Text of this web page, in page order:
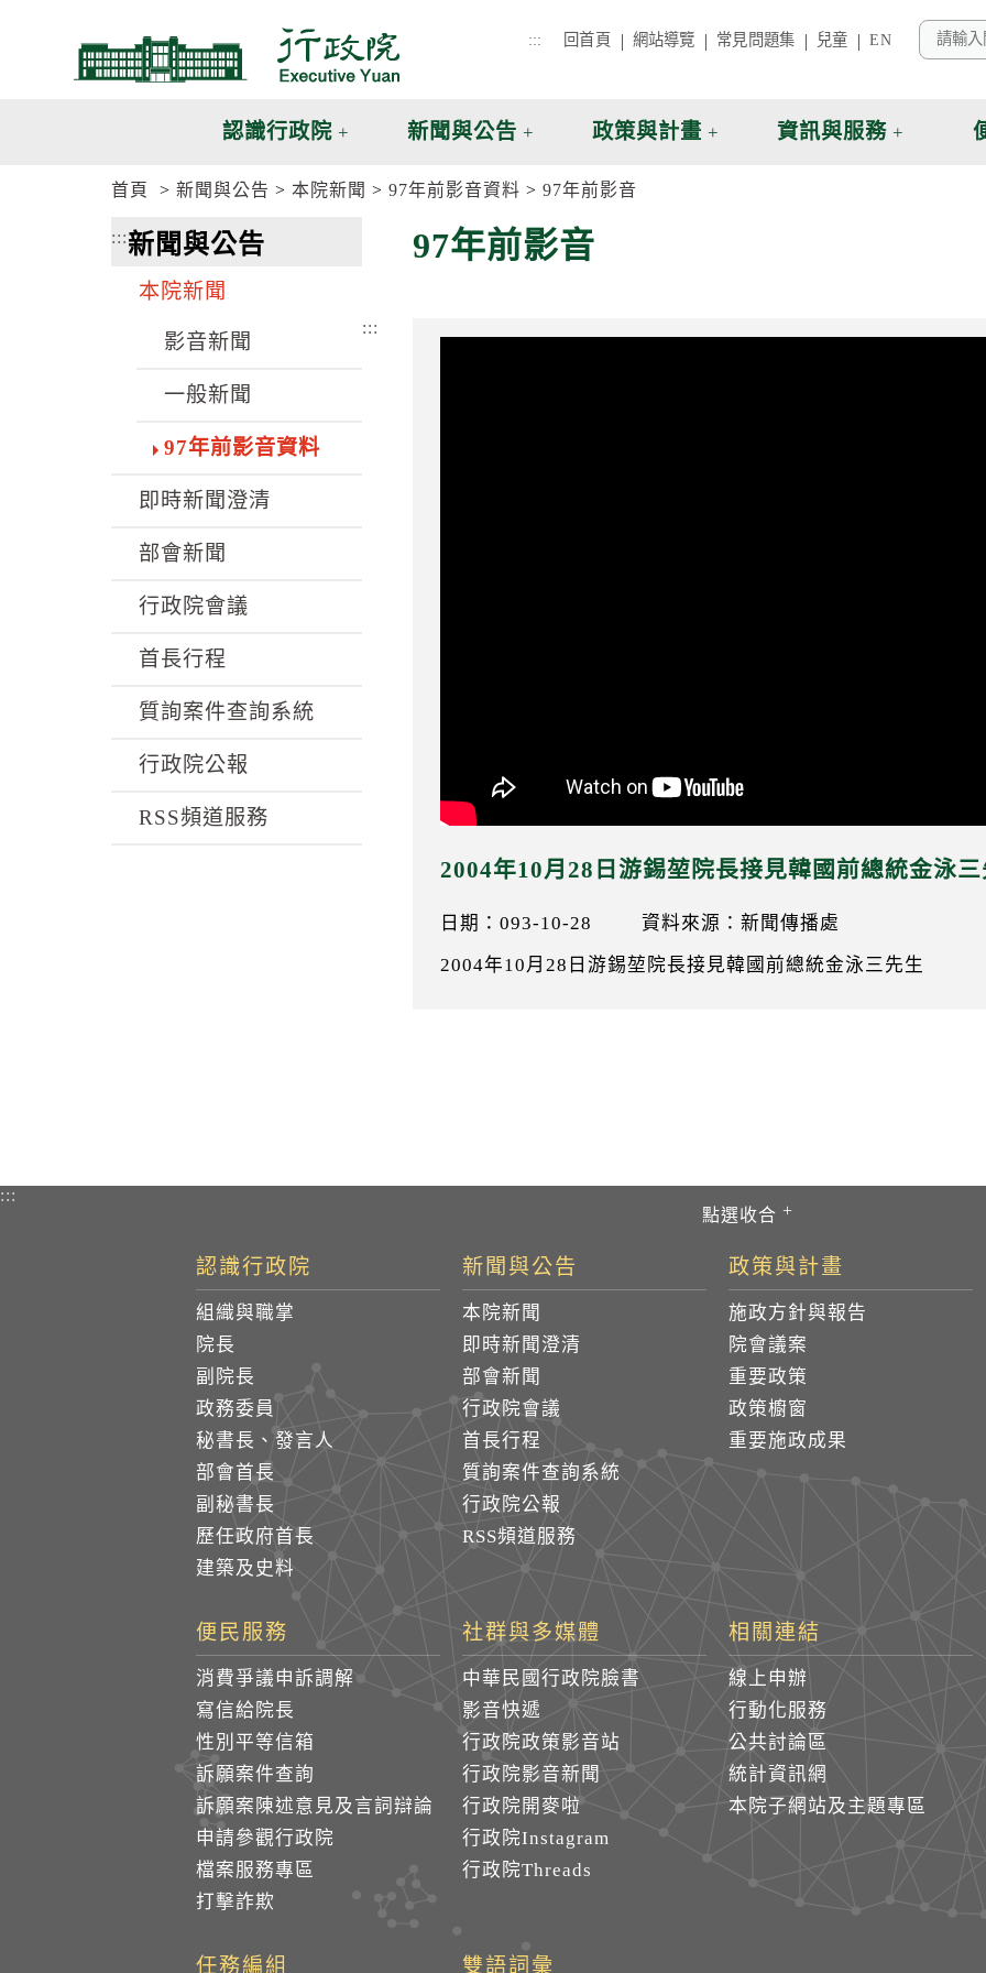
::: 回首頁 網站導覽 常見問題集 兒童 EN
認識行政院 新聞與公告 政策與計畫 資訊與服務
首頁 新聞與公告 本院新聞 97年前影音資料 97年前影音
:::新聞與公告
本院新聞
影音新聞
一般新聞
97年前影音資料
即時新聞澄清
部會新聞
行政院會議
首長行程
質詢案件查詢系統
行政院公報
RSS頻道服務
97年前影音
:::
2004年10月28日游錫堃院長接見韓國前總統金泳
日期：093-10-28
資料來源：新聞傳播處
2004年10月28日游錫堃院長接見韓國前總統金泳三先生
:::
認識行政院
組織與職掌
院長
副院長
政務委員
秘書長、發言人
部會首長
副秘書長
歷任政府首長
建築及史料
新聞與公告
本院新聞
即時新聞澄清
部會新聞
行政院會議
首長行程
質詢案件查詢系統
行政院公報
RSS頻道服務
政策與計畫
施政方針與報告
院會議案
重要政策
政策櫥窗
重要施政成果
便民服務
消費爭議申訴調解
寫信給院長
性別平等信箱
訴願案件查詢
訴願案陳述意見及言詞辯論
申請參觀行政院
檔案服務專區
打擊詐欺
社群與多媒體
中華民國行政院臉書
影音快遞
行政院政策影音站
行政院影音新聞
行政院開麥啦
行政院Instagram
行政院Threads
相關連結
線上申辦
行動化服務
公共討論區
統計資訊網
本院子網站及主題專區
任務編組 雙語詞彙